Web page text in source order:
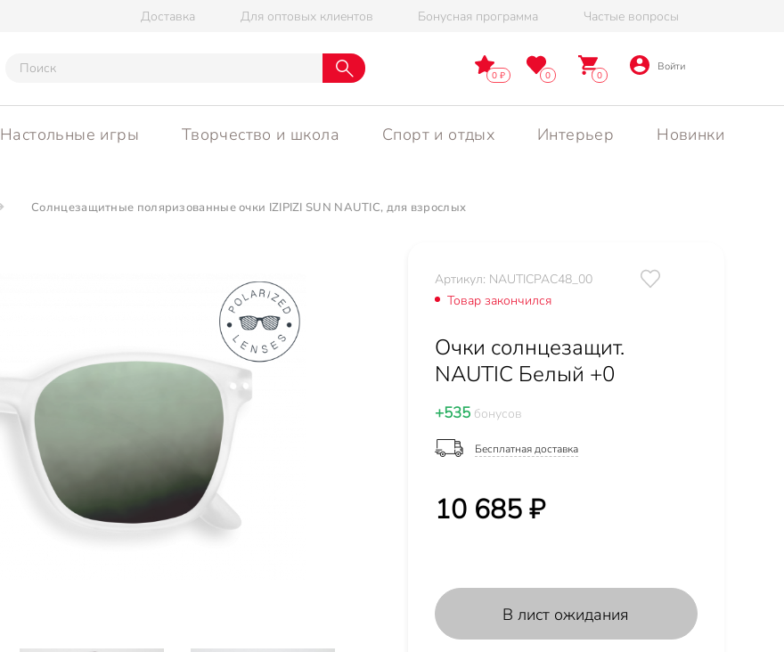
Доставка Для оптовых клиентов Бонусная программа Частые вопросы
0 0 0
Войти
Настольные игры Творчество и школа Спорт и отдых Интерьер Новинки
Солнцезащитные поляризованные очки IZIPIZI SUN NAUTIC, для взрослых
Артикул: NAUTICPAC48_00
Товар закончился
Очки солнцезащит.
NAUTIC Белый +0
+535бонусов
Бесплатная доставка
10 685 ₽
В лист ожидания